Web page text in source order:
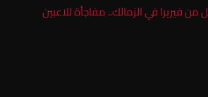
من فيريرا في الزمالك.. مفاجأة للاعبين